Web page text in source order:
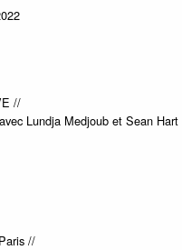
//
Lundja Medjoub et Sean Hart
//